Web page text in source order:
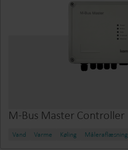
M-Bus Master Controller
Vand Varme Køling Måleraflæsning